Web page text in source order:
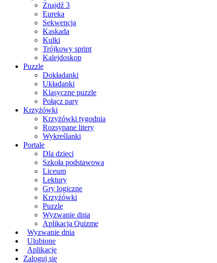
Znajdź 3
Eureka
Sekwencja
Kaskada
Kulki
Trójkowy sprint
Kalejdoskop
Puzzle
Dokładanki
Układanki
Klasyczne puzzle
Połącz pary
Krzyżówki
Krzyżówki tygodnia
Rozsypane litery
Wykreślanki
Portale
Dla dzieci
Szkoła podstawowa
Liceum
Lektury
Gry logiczne
Krzyżówki
Puzzle
Wyzwanie dnia
Aplikacja Quizme
Wyzwanie dnia
Ulubione
Aplikacje
Zaloguj się